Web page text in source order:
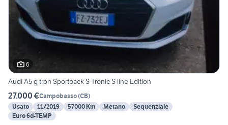
6
Audi A5 g tron Sportback S Tronic S line Edition
27.000 €Campobasso(CB)
Usato
11/2019 57000 Km Metano
Sequenziale
Euro 6d-TEMP